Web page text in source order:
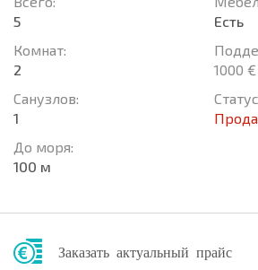
5
Комнат:
2
Санузлов:
1
До моря:
100 м
Есть
1000 €
Заказать актуальный прайс